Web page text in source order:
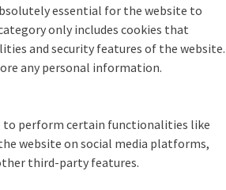
essential for the website to
only includes cookies that
and security features of the website.
any personal information.
to perform certain functionalities like
website on social media platforms,
third-party features.